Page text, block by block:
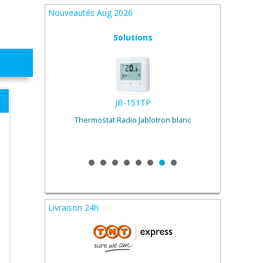
Nouveautés Aug 2026
Solutions
JB-151TP
Thermostat Radio Jablotron blanc
Livraison 24h